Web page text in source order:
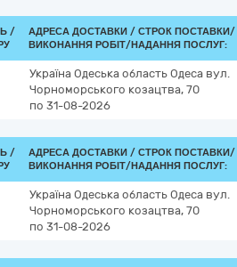
/
АДРЕСА ДОСТАВКИ / СТРОК ПОСТАВКИ/
ВИКОНАННЯ РОБІТ/НАДАННЯ ПОСЛУГ:
Україна Одеська область Одеса вул.
Чорноморського козацтва, 70
по 31-08-2026
/
АДРЕСА ДОСТАВКИ / СТРОК ПОСТАВКИ/
ВИКОНАННЯ РОБІТ/НАДАННЯ ПОСЛУГ:
Україна Одеська область Одеса вул.
Чорноморського козацтва, 70
по 31-08-2026